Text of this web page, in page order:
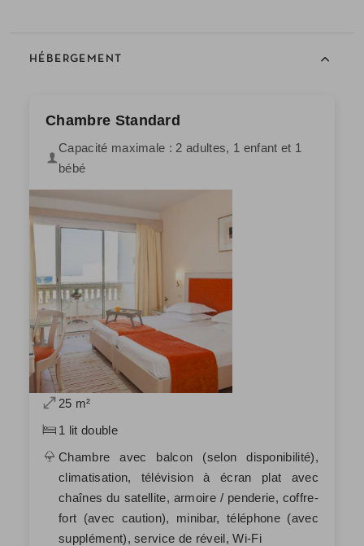
HÉBERGEMENT
Chambre Standard
Capacité maximale : 2 adultes, 1 enfant et 1
bébé
25 m²
1 lit double
Chambre avec balcon (selon disponibilité),
climatisation, télévision à écran plat avec
chaînes du satellite, armoire / penderie, coffre-
fort (avec caution), minibar, téléphone (avec
supplément), service de réveil, Wi-Fi